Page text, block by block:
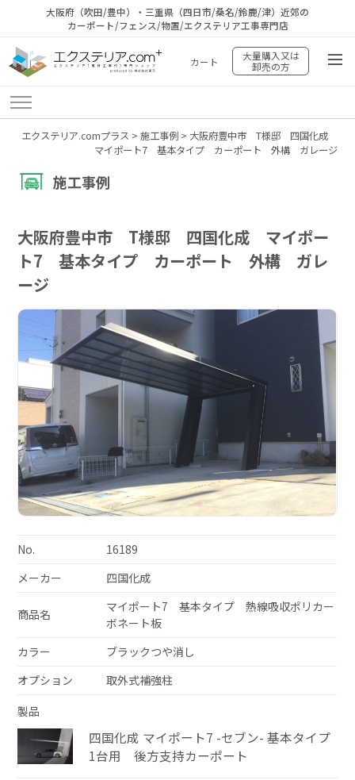
大阪府（吹田/豊中）・三重県（四日市/桑名/鈴鹿/津）近郊の
カーポート/フェンス/物置/エクステリア工事専門店
カート
大量購入又は
卸売の方
エクステリア.comプラス > 施工事例> 大阪府豊中市 T様邸 四国化成
マイポート7 基本タイプ カーポート 外構 ガレージ
施工事例
大阪府豊中市 T様邸 四国化成 マイポー
ト7 基本タイプ カーポート 外構 ガレ
ージ
No.
16189
メーカー
四国化成
商品名
マイポート7 基本タイプ 熱線吸収ポリカー
ボネート板
カラー
ブラックつや消し
オプション
取外式補強柱
製品
四国化成 マイポート7 -セブン- 基本タイプ
1台用 後方支持カーポート